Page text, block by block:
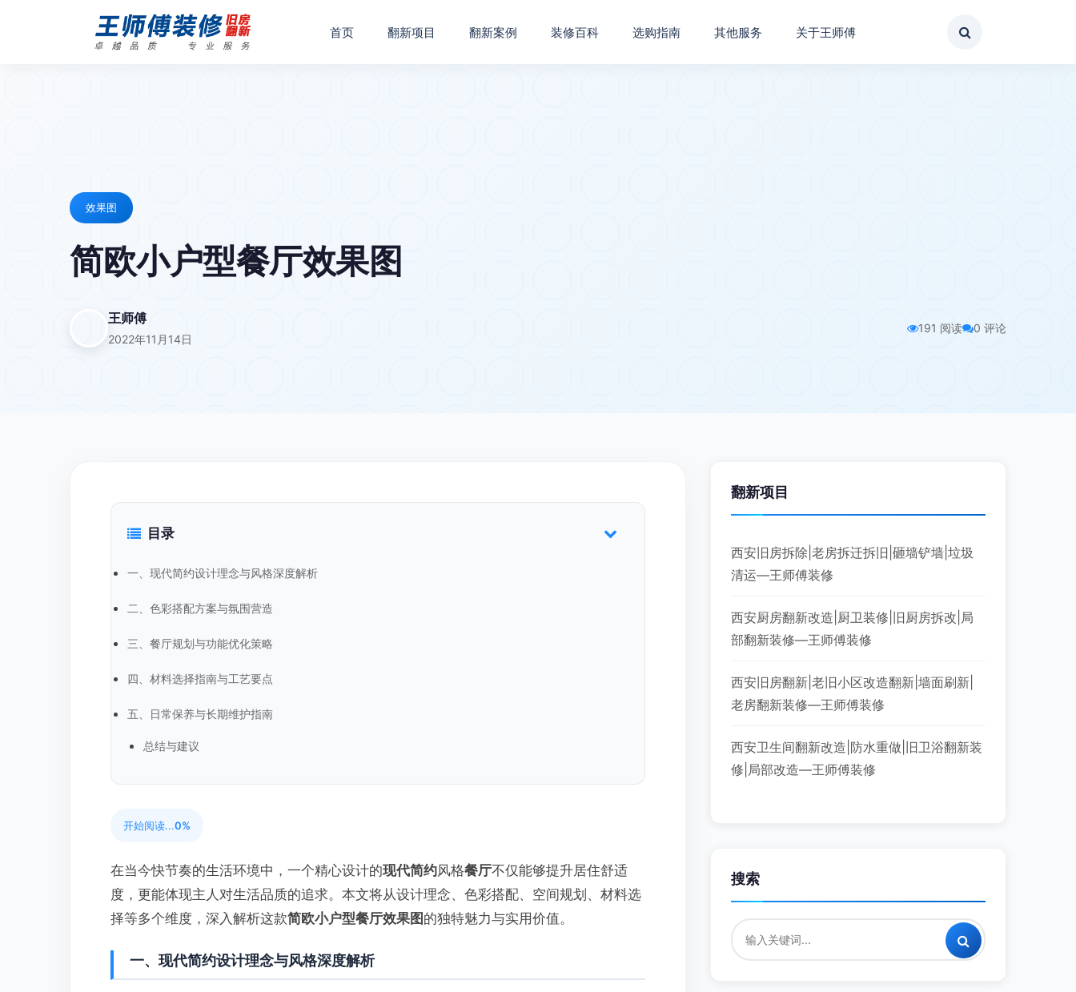
首页 翻新项目 翻新案例 装修百科 选购指南 其他服务 关于王师傅
效果图
简欧小户型餐厅效果图
王师傅
2022年11月14日
191 阅读 0 评论
目录
一、现代简约设计理念与风格深度解析
二、色彩搭配方案与氛围营造
三、餐厅规划与功能优化策略
四、材料选择指南与工艺要点
五、日常保养与长期维护指南
总结与建议
开始阅读...0%
在当今快节奏的生活环境中，一个精心设计的现代简约风格餐厅不仅能够提升居住舒适
度，更能体现主人对生活品质的追求。本文将从设计理念、色彩搭配、空间规划、材料选
择等多个维度，深入解析这款简欧小户型餐厅效果图 的独特魅力与实用价值。
一、现代简约设计理念与风格深度解析
翻新项目
西安旧房拆除|老房拆迁拆旧|砸墙铲墙|垃圾
清运—王师傅装修
西安厨房翻新改造|厨卫装修|旧厨房拆改|局
部翻新装修—王师傅装修
西安旧房翻新|老旧小区改造翻新|墙面刷新|
老房翻新装修—王师傅装修
西安卫生间翻新改造|防水重做|旧卫浴翻新装
修|局部改造—王师傅装修
搜索